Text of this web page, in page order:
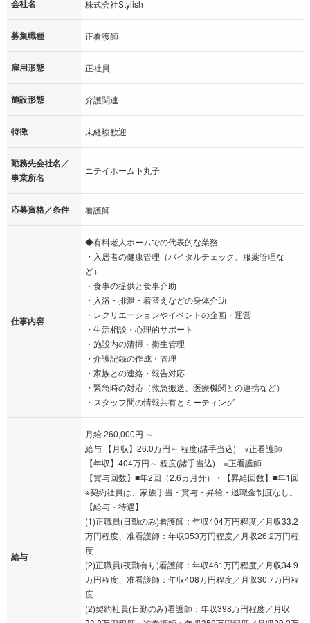
会社名 株式会社Stylish
募集職種 正看護師
雇用形態 正社員
施設形態 介護関連
特徴 未経験歓迎
勤務先会社名／
事業所名
ニチイホーム下丸子
応募資格／条件 看護師
仕事内容
◆有料老人ホームでの代表的な業務
・入居者の健康管理（バイタルチェック、服薬管理な
ど）
・食事の提供と食事介助
・入浴・排泄・着替えなどの身体介助
・レクリエーションやイベントの企画・運営
・生活相談・心理的サポート
・施設内の清掃・衛生管理
・介護記録の作成・管理
・家族との連絡・報告対応
・緊急時の対応（救急搬送、医療機関との連携など）
・スタッフ間の情報共有とミーティング
給与
月給 260,000円 ～
給与 【月収】26.0万円～ 程度(諸手当込) ※正看護師
【年収】404万円～ 程度(諸手当込) ※正看護師
【賞与回数】■年2回（2.6ヵ月分）・【昇給回数】■年1回
※契約社員は、家族手当・賞与・昇給・退職金制度なし。
【給与・待遇】
(1)正職員(日勤のみ)看護師：年収404万円程度／月収33.2
万円程度、准看護師：年収353万円程度／月収26.2万円程
度
(2)正職員(夜勤有り)看護師：年収461万円程度／月収34.9
万円程度、准看護師：年収408万円程度／月収30.7万円程
度
(2)契約社員(日勤のみ)看護師：年収398万円程度／月収